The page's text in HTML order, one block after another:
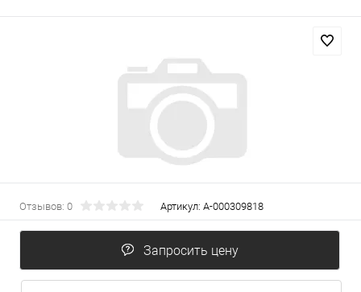
Отзывов: 0 Артикул: А-000309818
Запросить цену